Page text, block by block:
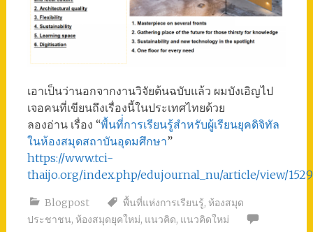
เอาเป็นว่านอกจากงานวิจัยต้นฉบับแล้ว ผมบังเอิญไป
เจอคนที่เขียนถึงเรื่องนี้ในประเทศไทยด้วย
ลองอ่าน เรื่อง “พื้นที่่การเรียนรู้สําหรับผู้เรียนยุคดิจิทัล
ในห้องสมุดสถาบันอุดมศึกษา”
https://www.tci-
thaijo.org/index.php/edujournal_nu/article/view/
Blogpost พื้นที่แห่งการเรียนรู้, ห้องสมุด
ประชาชน, ห้องสมุดยุคใหม่, แนวคิด, แนวคิดใหม่